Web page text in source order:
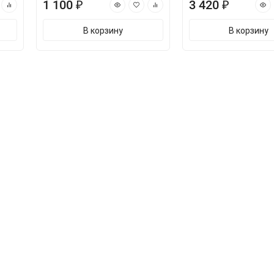
1 100 ₽
В корзину
3 420 ₽
В корзину